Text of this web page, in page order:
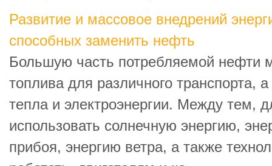
Развитие и массовое внедрений
способных заменить нефть
Большую часть потребляемой нефти
топлива для различного транспорта,
тепла и электроэнергии. Между тем,
использовать солнечную энергию,
прибоя, энергию ветра, а также